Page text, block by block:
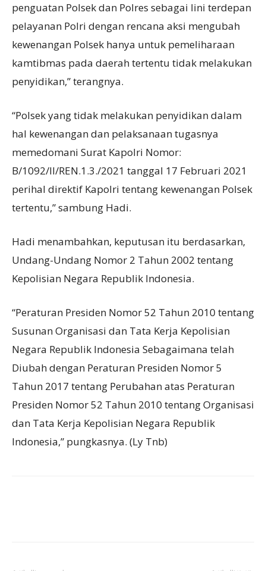
penguatan Polsek dan Polres sebagai lini terdepan
pelayanan Polri dengan rencana aksi mengubah
kewenangan Polsek hanya untuk pemeliharaan
kamtibmas pada daerah tertentu tidak melakukan
penyidikan,” terangnya.
“Polsek yang tidak melakukan penyidikan dalam
hal kewenangan dan pelaksanaan tugasnya
memedomani Surat Kapolri Nomor:
B/1092/II/REN.1.3./2021 tanggal 17 Februari 2021
perihal direktif Kapolri tentang kewenangan Polsek
tertentu,” sambung Hadi.
Hadi menambahkan, keputusan itu berdasarkan,
Undang-Undang Nomor 2 Tahun 2002 tentang
Kepolisian Negara Republik Indonesia.
“Peraturan Presiden Nomor 52 Tahun 2010 tentang
Susunan Organisasi dan Tata Kerja Kepolisian
Negara Republik Indonesia Sebagaimana telah
Diubah dengan Peraturan Presiden Nomor 5
Tahun 2017 tentang Perubahan atas Peraturan
Presiden Nomor 52 Tahun 2010 tentang Organisasi
dan Tata Kerja Kepolisian Negara Republik
Indonesia,” pungkasnya. (Ly Tnb)